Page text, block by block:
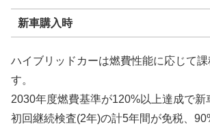
新車購入時
ハイブリッドカーは燃費性能に応じて課
す。
2030年度燃費基準が120%以上達成で新
初回継続検査(2年)の計5年間が免税、